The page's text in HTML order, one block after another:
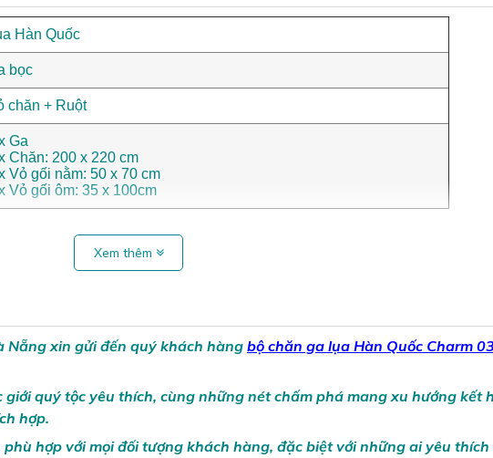
Hàn Quốc
bọc
chăn + Ruột
Ga
Chăn: 200 x 220 cm
Vỏ gối nằm: 50 x 70 cm
Vỏ gối ôm: 35 x 100cm
Xem thêm
Nẵng xin gửi đến quý khách hàng bộ chăn ga lụa Hàn Quốc Charm
quý tộc yêu thích, cùng những nét chấm phá mang xu hướng kết
hợp.
phù hợp với mọi đối tượng khách hàng, đặc biệt với những ai yêu thích